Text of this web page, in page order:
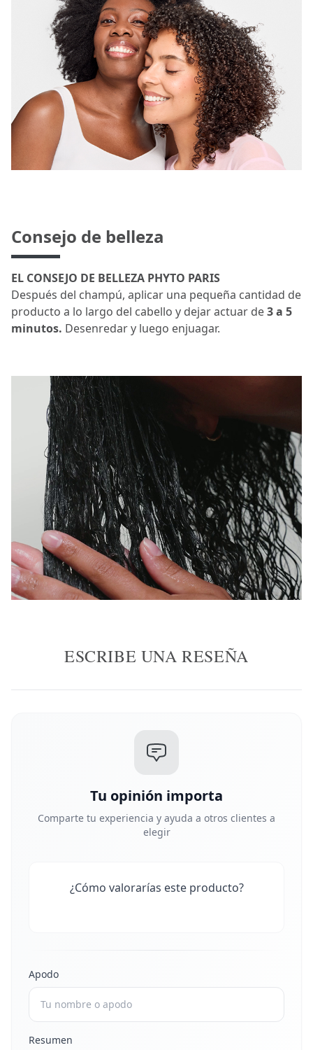
Consejo de belleza
EL CONSEJO DE BELLEZA PHYTO PARIS
Después del champú, aplicar una pequeña cantidad de
producto a lo largo del cabello y dejar actuar de3 a 5
minutos. Desenredar y luego enjuagar.
ESCRIBE UNA RESEÑA
Tu opinión importa
Comparte tu experiencia y ayuda a otros clientes a
elegir
¿Cómo valorarías este producto?
Apodo
Resumen